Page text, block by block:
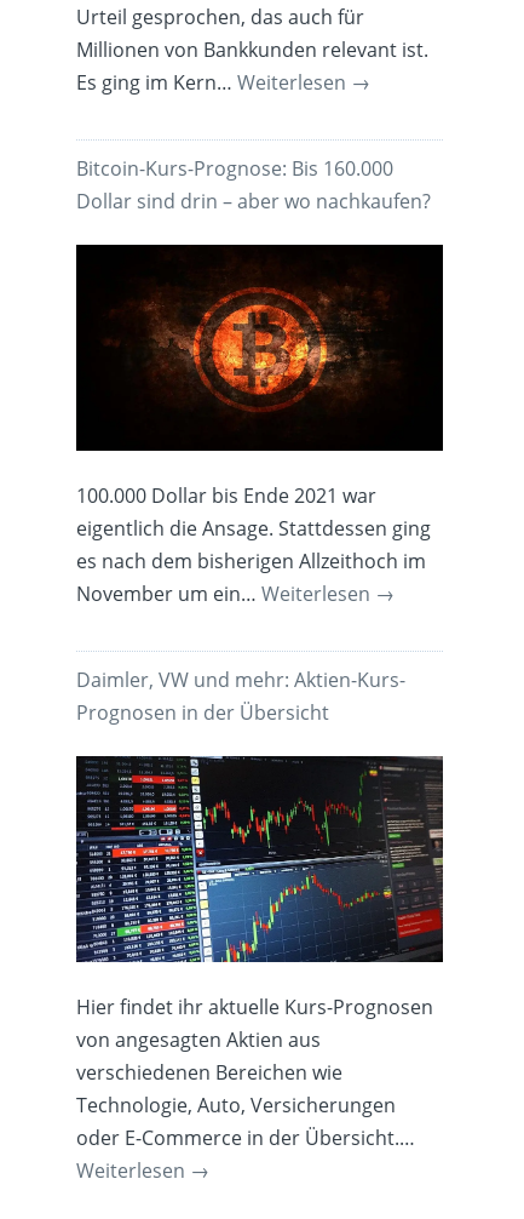
Urteil gesprochen, das auch für
Millionen von Bankkunden relevant ist.
Es ging im Kern…Weiterlesen →
Bitcoin-Kurs-Prognose: Bis 160.000
Dollar sind drin – aber wo nachkaufen?
100.000 Dollar bis Ende 2021 war
eigentlich die Ansage. Stattdessen ging
es nach dem bisherigen Allzeithoch im
November um ein…Weiterlesen →
Daimler, VW und mehr: Aktien-Kurs-
Prognosen in der Übersicht
Hier findet ihr aktuelle Kurs-Prognosen
von angesagten Aktien aus
verschiedenen Bereichen wie
Technologie, Auto, Versicherungen
oder E-Commerce in der Übersicht.…
Weiterlesen →